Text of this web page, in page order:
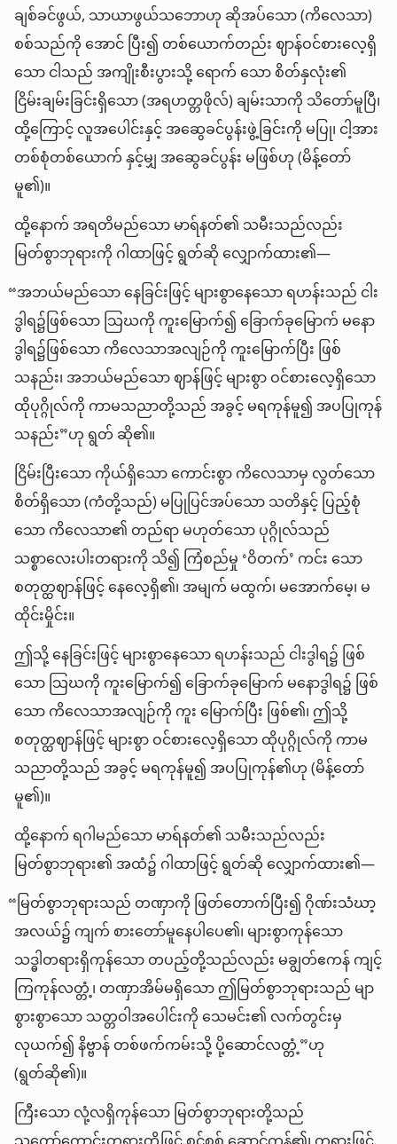
ချစ်ခင်ဖွယ်, သာယာဖွယ်သဘောဟု ဆိုအပ်သော (ကိလေသာ)
စစ်သည်ကို အောင် ပြီး၍ တစ်ယောက်တည်း ဈာန်ဝင်စားလေ့ရှိ
သော ငါသည် အကျိုးစီးပွားသို့ ရောက် သော စိတ်နှလုံး၏
ငြိမ်းချမ်းခြင်းရှိသော (အရဟတ္တဖိုလ်) ချမ်းသာကို သိတော်မူပြီ၊
ထို့ကြောင့် လူအပေါင်းနှင့် အဆွေခင်ပွန်းဖွဲ့ခြင်းကို မပြု၊ ငါ့အား
တစ်စုံတစ်ယောက် နှင့်မျှ အဆွေခင်ပွန်း မဖြစ်ဟု (မိန့်တော်
မူ၏)။
ထို့နောက် အရတိမည်သော မာရ်နတ်၏ သမီးသည်လည်း
မြတ်စွာဘုရားကို ဂါထာဖြင့် ရွတ်ဆို လျှောက်ထား၏—
“အဘယ်မည်သော နေခြင်းဖြင့် များစွာနေသော ရဟန်းသည် ငါး
ဒွါရ၌ဖြစ်သော သြဃကို ကူးမြောက်၍ ခြောက်ခုမြောက် မနော
ဒွါရ၌ဖြစ်သော ကိလေသာအလျဉ်ကို ကူးမြောက်ပြီး ဖြစ်
သနည်း၊ အဘယ်မည်သော ဈာန်ဖြင့် များစွာ ဝင်စားလေ့ရှိသော
ထိုပုဂ္ဂိုလ်ကို ကာမသညာတို့သည် အခွင့် မရကုန်မူ၍ အပပြုကုန်
သနည်း”ဟု ရွတ် ဆို၏။
ငြိမ်းပြီးသော ကိုယ်ရှိသော ကောင်းစွာ ကိလေသာမှ လွတ်သော
စိတ်ရှိသော (ကံတို့သည်) မပြုပြင်အပ်သော သတိနှင့် ပြည့်စုံ
သော ကိလေသာ၏ တည်ရာ မဟုတ်သော ပုဂ္ဂိုလ်သည်
သစ္စာလေးပါးတရားကို သိ၍ ကြံစည်မှု ‘ဝိတက်’ ကင်း သော
စတုတ္ထဈာန်ဖြင့် နေလေ့ရှိ၏၊ အမျက် မထွက်၊ မအောက်မေ့၊ မ
ထိုင်းမှိုင်း။
ဤသို့ နေခြင်းဖြင့် များစွာနေသော ရဟန်းသည် ငါးဒွါရ၌ ဖြစ်
သော သြဃကို ကူးမြောက်၍ ခြောက်ခုမြောက် မနောဒွါရ၌ ဖြစ်
သော ကိလေသာအလျဉ်ကို ကူး မြောက်ပြီး ဖြစ်၏၊ ဤသို့
စတုတ္ထဈာန်ဖြင့် များစွာ ဝင်စားလေ့ရှိသော ထိုပုဂ္ဂိုလ်ကို ကာမ
သညာတို့သည် အခွင့် မရကုန်မူ၍ အပပြုကုန်၏ဟု (မိန့်တော်
မူ၏)။
ထို့နောက် ရဂါမည်သော မာရ်နတ်၏ သမီးသည်လည်း
မြတ်စွာဘုရား၏ အထံ၌ ဂါထာဖြင့် ရွတ်ဆို လျှောက်ထား၏—
“မြတ်စွာဘုရားသည် တဏှာကို ဖြတ်တောက်ပြီး၍ ဂိုဏ်းသံဃာ့
အလယ်၌ ကျက် စားတော်မူနေပါပေ၏၊ များစွာကုန်သော
သဒ္ဓါတရားရှိကုန်သော တပည့်တို့သည်လည်း မချွတ်ဧကန် ကျင့်
ကြကုန်လတ္တံ့၊ တဏှာအိမ်မရှိသော ဤမြတ်စွာဘုရားသည် မျာ
စွားစွာသော သတ္တဝါအပေါင်းကို သေမင်း၏ လက်တွင်းမှ
လုယက်၍ နိဗ္ဗာန် တစ်ဖက်ကမ်းသို့ ပို့ဆောင်လတ္တံ့”ဟု
(ရွတ်ဆို၏)။
ကြီးသော လုံ့လရှိကုန်သော မြတ်စွာဘုရားတို့သည်